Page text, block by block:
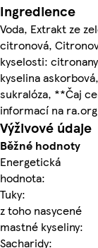
Ingredience
Voda, Extrakt ze
citronová,
kyselosti:
kyselina
sukralóza, **Čaj
informací na ra.org
Výživové údaje
Běžné hodnoty
Energetická
hodnota:
Tuky:
z toho nasycené
mastné kyseliny:
Sacharidy: